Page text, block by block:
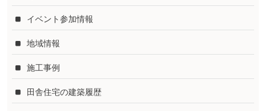
イベント参加情報
地域情報
施工事例
田舎住宅の建築履歴